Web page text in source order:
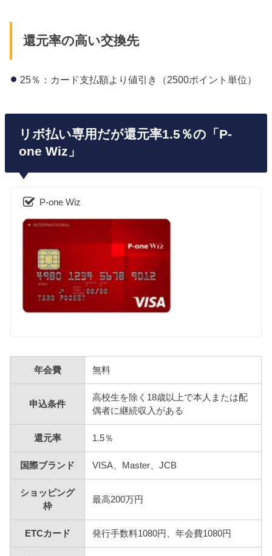
還元率の高い交換先
25％：カード支払額より値引き（2500ポイント単位）
リボ払い専用だが還元率1.5％の「P-
one Wiz」
P-one Wiz
年会費 無料
申込条件
高校生を除く18歳以上で本人または配
偶者に継続収入がある
還元率 1.5％
国際ブランド VISA、Master、JCB
ショッピング
枠
最高200万円
ETCカード 発行手数料1080円、年会費1080円